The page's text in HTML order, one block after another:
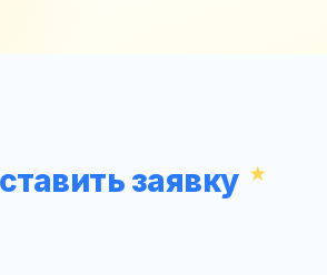
заявку